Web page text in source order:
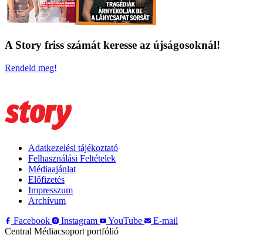
A Story friss számát keresse az újságosoknál!
Rendeld meg!
Adatkezelési tájékoztató
Felhasználási Feltételek
Médiaajánlat
Előfizetés
Impresszum
Archívum
Facebook
Instagram YouTube
E-mail
Central Médiacsoport portfólió